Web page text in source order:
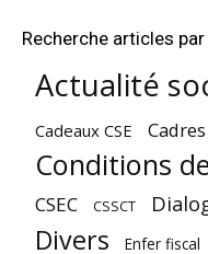
Recherche articles
Actualité
Cadeaux CSE Cadres
Conditions
CSEC CSSCT
Divers Enfer fiscal